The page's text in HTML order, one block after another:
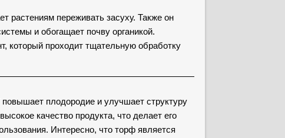
растениям переживать засуху. Также он
и обогащает почву органикой.
который проходит тщательную обработку
плодородие и улучшает структуру
качество продукта, что делает его
Интересно, что торф является